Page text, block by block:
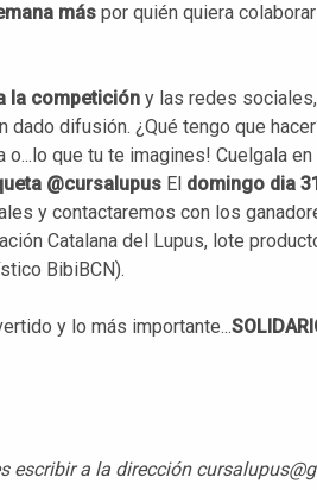
más por quién quiera
la competición y las redes
dado difusión. ¿Qué tengo que
que tu te imagines! Cuelgala
@cursalupus El domingo dia
y contactaremos con los
Catalana del Lupus, lote
BibiBCN).
y lo más importante...
escribir a la dirección